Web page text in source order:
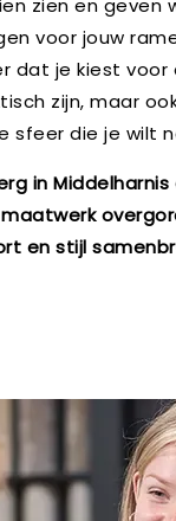
zien en geven
voor jouw
dat je kiest voor
zijn, maar
sfeer die je wilt
in
en stijl